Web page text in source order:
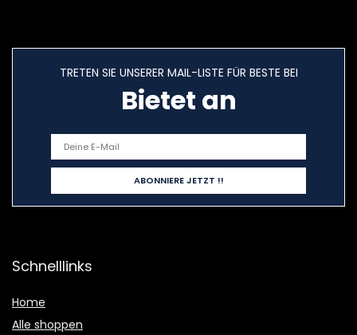
TRETEN SIE UNSERER MAIL-LISTE FÜR BESTE BEI
Bietet an
Schnelllinks
Home
Alle shoppen